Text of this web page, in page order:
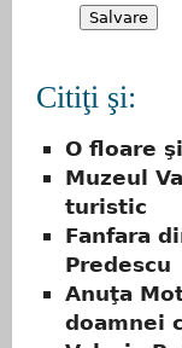
Citiţi şi:
O floare
Muzeul
turistic
Fanfara
Predescu
Anuţa
doamnei